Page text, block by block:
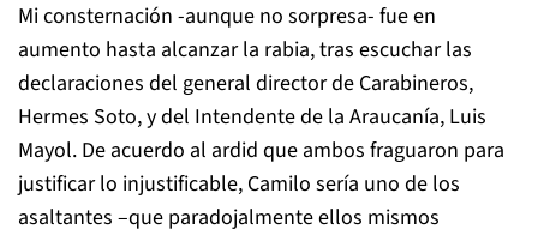
Mi consternación ­-aunque no sorpresa-­ fue en
aumento hasta alcanzar la rabia, tras escuchar las
declaraciones del general director de Carabineros,
Hermes Soto, y del Intendente de la Araucanía, Luis
Mayol. De acuerdo al ardid que ambos fraguaron para
justificar lo injustificable, Camilo sería uno de los
asaltantes –que paradojalmente ellos mismos